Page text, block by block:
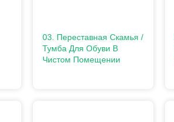
03. Переставная Скамья /
Тумба Для Обуви В
Чистом Помещении